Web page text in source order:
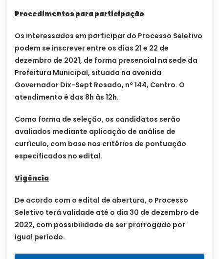
Procedimentos para participação
Os interessados em participar do Processo Seletivo
podem se inscrever entre os dias 21 e 22 de
dezembro de 2021, de forma presencial na sede da
Prefeitura Municipal, situada na avenida
Governador Dix-Sept Rosado, nº 144, Centro. O
atendimento é das 8h às 12h.
Como forma de seleção, os candidatos serão
avaliados mediante aplicação de análise de
currículo, com base nos critérios de pontuação
especificados no edital.
Vigência
De acordo com o edital de abertura, o Processo
Seletivo terá validade até o dia 30 de dezembro de
2022, com possibilidade de ser prorrogado por
igual período.